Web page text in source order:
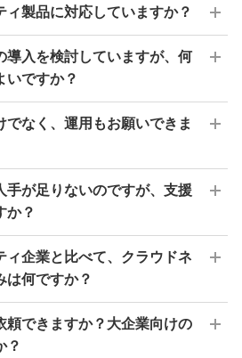
ィ製品に対応していますか？
導入を検討していますが、何
いですか？
でなく、運用もお願いできま
手が足りないのですが、支援
か？
ィ企業と比べて、クラウドネ
は何ですか？
頼できますか？大企業向けの
？